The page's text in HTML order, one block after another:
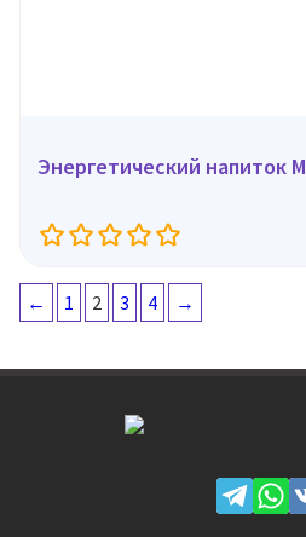
Энергетический напиток
← 1 2 3 4 →